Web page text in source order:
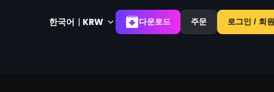
한국어 | KRW 다운로드 주문 로그인 / 회